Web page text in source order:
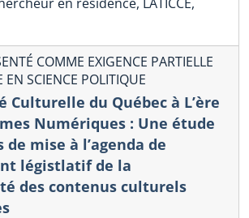
COMME EXIGENCE PARTIELLE
EN SCIENCE POLITIQUE
Culturelle du Québec à L’ère
Numériques : Une étude
de mise à l’agenda de
légistlatif de la
des contenus culturels